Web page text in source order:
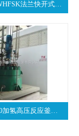
0.5-3L-WHFSK法兰快开式反应釜供应商
WHF-500加氢高压反应釜采购价